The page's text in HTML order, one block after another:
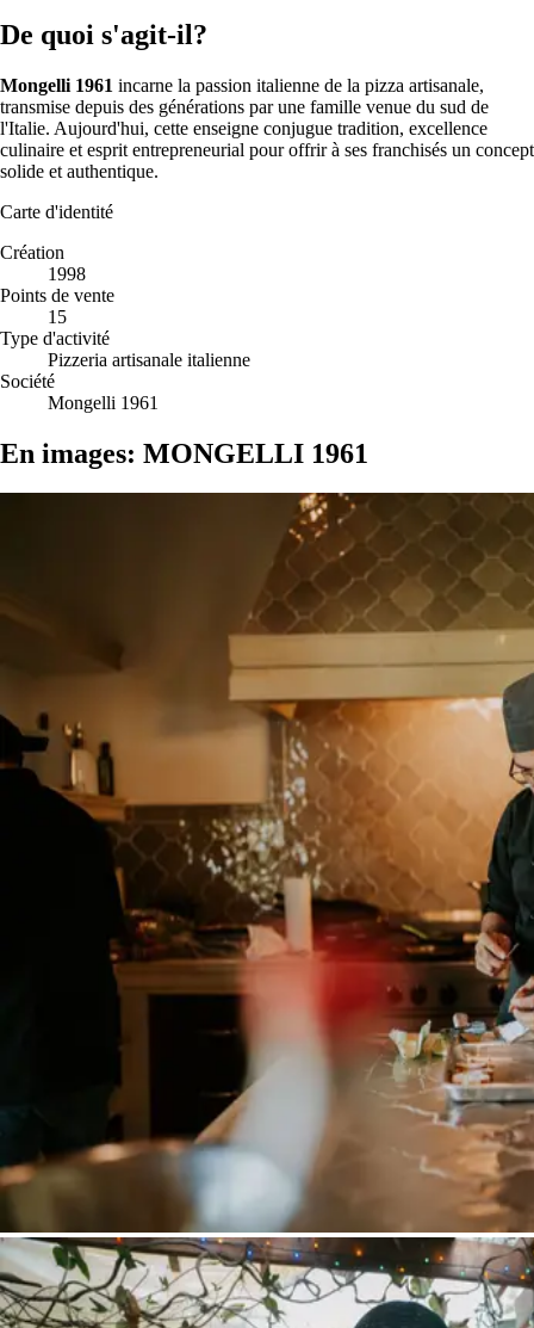
De quoi s'agit-il?
Mongelli 1961 incarne la passion italienne de la pizza artisanale,
transmise depuis des générations par une famille venue du sud de
l'Italie. Aujourd'hui, cette enseigne conjugue tradition, excellence
culinaire et esprit entrepreneurial pour offrir à ses franchisés un concept
solide et authentique.
Carte d'identité
Création
1998
Points de vente
15
Type d'activité
Pizzeria artisanale italienne
Société
Mongelli 1961
En images: MONGELLI 1961